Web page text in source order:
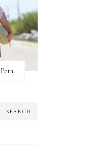
Wanderlust + Diamond Petal Giveaway